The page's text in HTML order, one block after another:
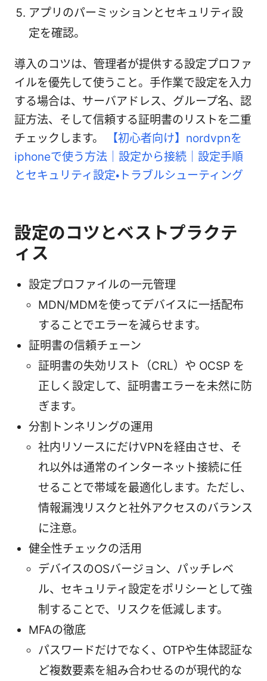
アプリのパーミッションとセキュリティ設
定を確認。
導入のコツは、管理者が提供する設定プロファ
イルを優先して使うこと。手作業で設定を入力
する場合は、サーバアドレス、グループ名、認
証方法、そして信頼する証明書のリストを二重
チェックします。
【初心者向け】nordvpnを
iphoneで使う方法｜設定から接続｜設定手順
とセキュリティ設定・トラブルシューティング
設定のコツとベストプラクテ
ィス
設定プロファイルの一元管理
MDN/MDMを使ってデバイスに一括配布
することでエラーを減らせます。
証明書の信頼チェーン
証明書の失効リスト（CRL）や OCSP を
正しく設定して、証明書エラーを未然に防
ぎます。
分割トンネリングの運用
社内リソースにだけVPNを経由させ、そ
れ以外は通常のインターネット接続に任
せることで帯域を最適化します。ただし、
情報漏洩リスクと社外アクセスのバランス
に注意。
健全性チェックの活用
デバイスのOSバージョン、パッチレベ
ル、セキュリティ設定をポリシーとして強
制することで、リスクを低減します。
MFAの徹底
パスワードだけでなく、OTPや生体認証な
ど複数要素を組み合わせるのが現代的な